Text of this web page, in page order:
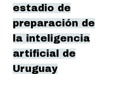
estadio de
preparación de
la inteligencia
artificial de
Uruguay